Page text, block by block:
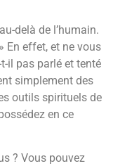
delà de l’humain.
En effet, et ne vous
t-il pas parlé et tenté
simplement des
outils spirituels de
en ce
? Vous pouvez